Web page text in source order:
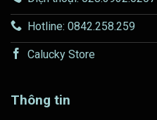
Hotline: 0842.258.259
Calucky Store
Thông tin